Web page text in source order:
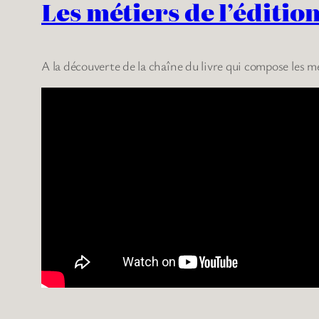
Les métiers de
A la découverte de la chaîne du livre qui compose les